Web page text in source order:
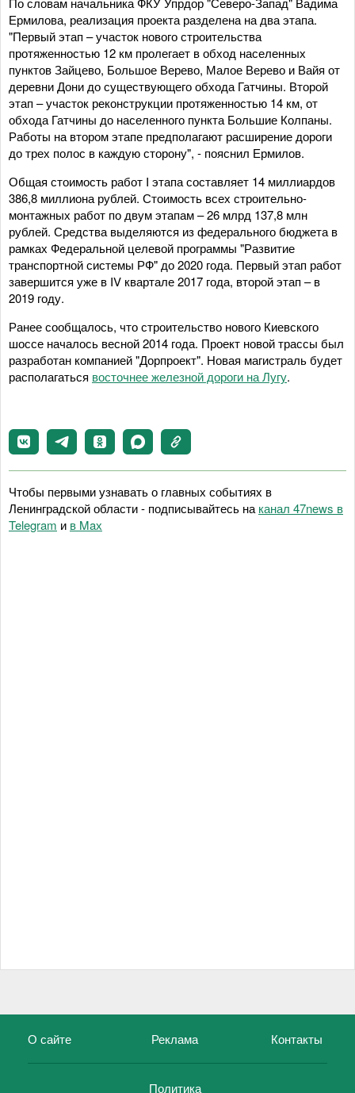
Ермилова, реализация проекта разделена на два этапа.
"Первый этап – участок нового строительства
протяженностью 12 км пролегает в обход населенных
пунктов Зайцево, Большое Верево, Малое Верево и Вайя от
деревни Дони до существующего обхода Гатчины. Второй
этап – участок реконструкции протяженностью 14 км, от
обхода Гатчины до населенного пункта Большие Колпаны.
Работы на втором этапе предполагают расширение дороги
до трех полос в каждую сторону", - пояснил Ермилов.
Общая стоимость работ I этапа составляет 14 миллиардов
386,8 миллиона рублей. Стоимость всех строительно-
монтажных работ по двум этапам – 26 млрд 137,8 млн
рублей. Средства выделяются из федерального бюджета в
рамках Федеральной целевой программы "Развитие
транспортной системы РФ" до 2020 года. Первый этап работ
завершится уже в IV квартале 2017 года, второй этап – в
2019 году.
Ранее сообщалось, что строительство нового Киевского
шоссе началось весной 2014 года. Проект новой трассы был
разработан компанией "Дорпроект". Новая магистраль будет
располагаться восточнее железной дороги на Лугу.
Чтобы первыми узнавать о главных событиях в
Ленинградской области - подписывайтесь на канал 47news в
Telegram и в Maх
О сайте Реклама Контакты
Политика